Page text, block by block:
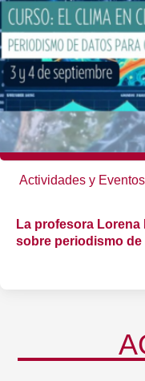
Actividades y Eventos
La profesora
sobre periodismo de